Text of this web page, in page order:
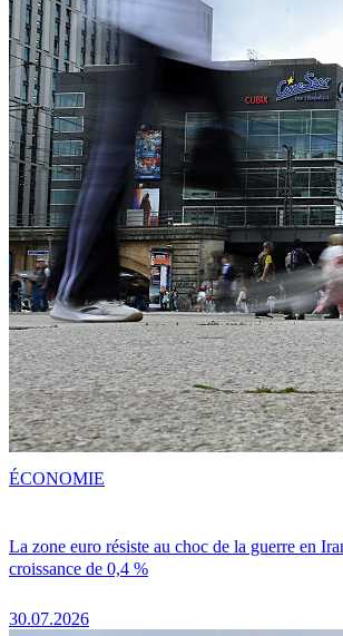
La zone euro résiste au choc de la guerre en
croissance de 0,4 %
30.07.2026
ÉCONOMIE